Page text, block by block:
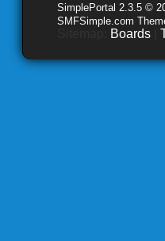
SimplePortal 2.3.5 ©
SMFSimple.com
Boards